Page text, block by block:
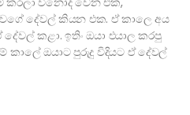
දේවල් කියන එක. ඒ කාලෙ අය
කළා. ඉතිං ඔයා එයාල කරපු
ඔයාට පුරුදු විදියට ඒ දේවල්